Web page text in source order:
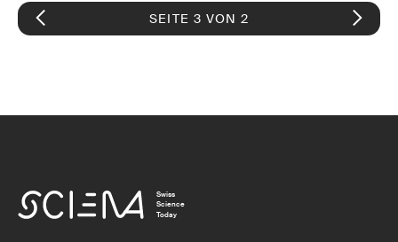
SEITE 3 VON 2
Swiss
Science
Today